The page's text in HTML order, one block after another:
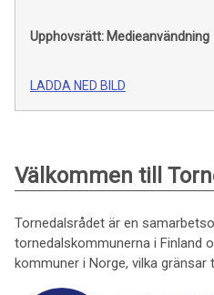
Upphovsrätt: Medieanvändning
LADDA NED BILD
Välkommen till
Tornedalsrådet är en
tornedalskommunerna i Finland
kommuner i Norge, vilka gränsar